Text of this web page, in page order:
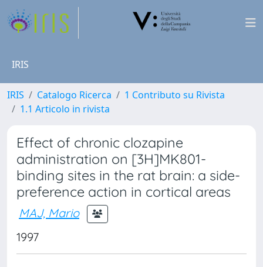
IRIS
IRIS Catalogo Ricerca
1 Contributo su Rivista
1.1 Articolo in rivista
Effect of chronic clozapine
administration on [3H]MK801-
binding sites in the rat brain: a side-
preference action in cortical areas
MAJ, Mario
1997